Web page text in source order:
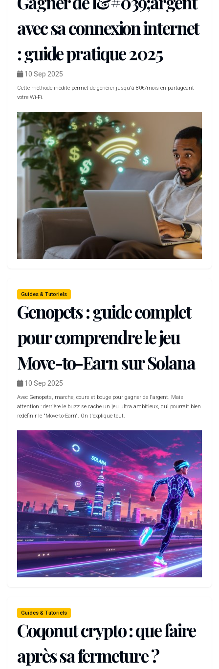
avec sa connexion internet
: guide pratique 2025
10 Sep 2025
Cette méthode inédite permet de générer jusqu'à 80€/mois en partageant
votre Wi-Fi.
Guides & Tutoriels
Genopets : guide complet
pour comprendre le jeu
Move-to-Earn sur Solana
10 Sep 2025
Avec Genopets, marche, cours et bouge pour gagner de l'argent. Mais
attention : derrière le buzz se cache un jeu ultra ambitieux, qui pourrait bien
redéfinir le "Move-to-Earn". On t'explique tout.
Guides & Tutoriels
Coqonut crypto : que faire
après sa fermeture ?